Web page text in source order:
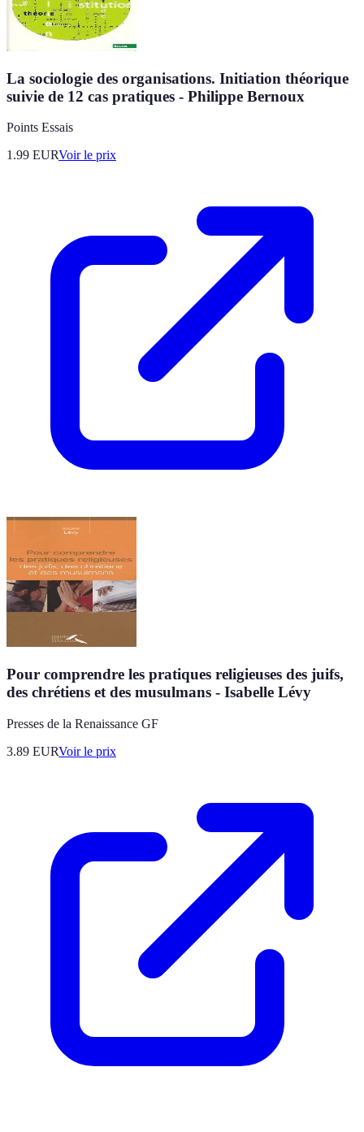
La sociologie des organisations. Initiation théorique
suivie de 12 cas pratiques - Philippe Bernoux
Points Essais
1.99 EURVoir le prix
Pour comprendre les pratiques religieuses des juifs,
des chrétiens et des musulmans - Isabelle Lévy
Presses de la Renaissance GF
3.89 EURVoir le prix